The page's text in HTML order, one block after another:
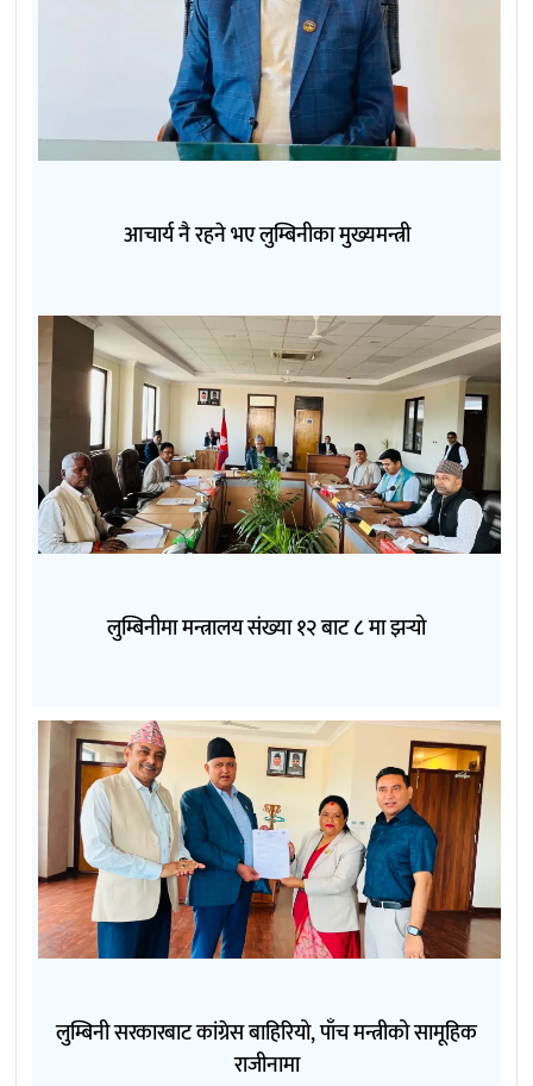
आचार्य नै रहने भए लुम्बिनीका मुख्यमन्त्री
लुम्बिनीमा मन्त्रालय संख्या १२ बाट ८ मा झर्‍यो
लुम्बिनी सरकारबाट कांग्रेस बाहिरियो, पाँच मन्त्रीको सामूहिक
राजीनामा